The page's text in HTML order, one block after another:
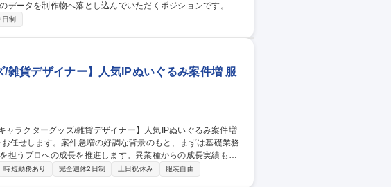
データを制作物へ落とし込んでいただくポジションです。
、雑貨等 作品の世界観やキャラクター性を活かしつつ、より
制
雑貨デザイナー】人気IPぬいぐるみ案件増 服
任せします。案件急増の好調な背景のもと、まずは基礎業務
担うプロへの成長を推進します。異業種からの成長実績もあ
時短勤務あり 完全週休2日制 土日祝休み 服装自由